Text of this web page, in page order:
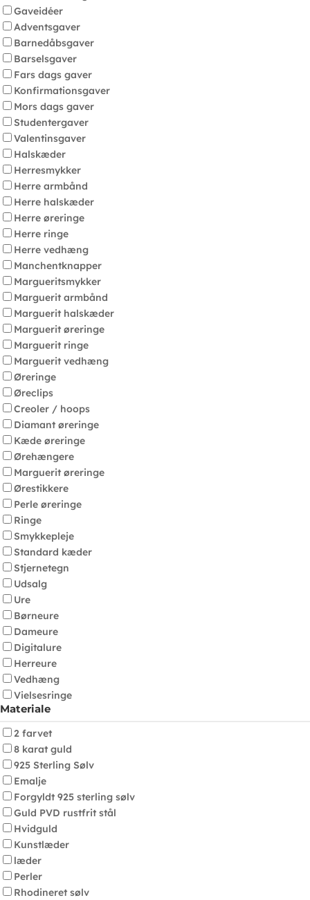
Gaveidéer
Adventsgaver
Barnedåbsgaver
Barselsgaver
Fars dags gaver
Konfirmationsgaver
Mors dags gaver
Studentergaver
Valentinsgaver
Halskæder
Herresmykker
Herre armbånd
Herre halskæder
Herre øreringe
Herre ringe
Herre vedhæng
Manchentknapper
Margueritsmykker
Marguerit armbånd
Marguerit halskæder
Marguerit øreringe
Marguerit ringe
Marguerit vedhæng
Øreringe
Øreclips
Creoler / hoops
Diamant øreringe
Kæde øreringe
Ørehængere
Marguerit øreringe
Ørestikkere
Perle øreringe
Ringe
Smykkepleje
Standard kæder
Stjernetegn
Udsalg
Ure
Børneure
Dameure
Digitalure
Herreure
Vedhæng
Vielsesringe
Materiale
2 farvet
8 karat guld
925 Sterling Sølv
Emalje
Forgyldt 925 sterling sølv
Guld PVD rustfrit stål
Hvidguld
Kunstlæder
læder
Perler
Rhodineret sølv